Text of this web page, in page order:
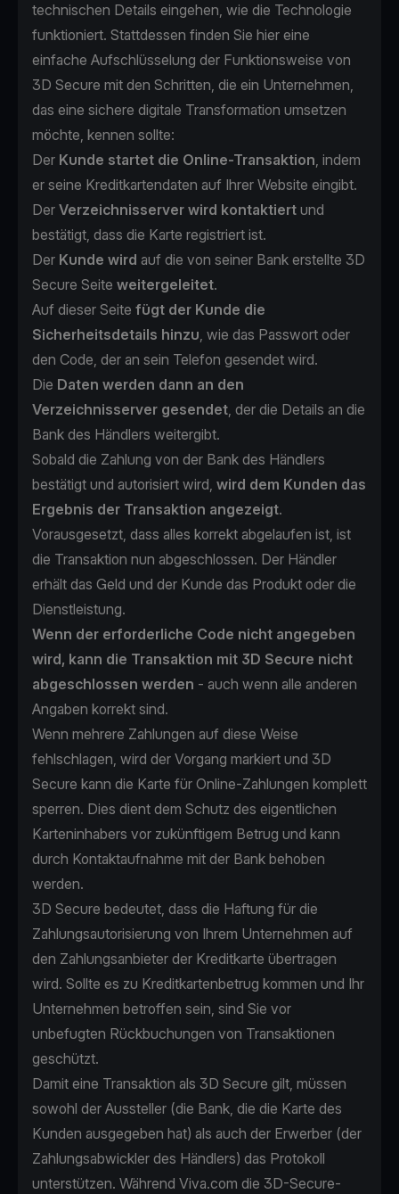
technischen Details eingehen, wie die Technologie
funktioniert. Stattdessen finden Sie hier eine
einfache Aufschlüsselung der Funktionsweise von
3D Secure mit den Schritten, die ein Unternehmen,
das eine sichere digitale Transformation umsetzen
möchte, kennen sollte:
Der Kunde startet die Online-Transaktion, indem
er seine Kreditkartendaten auf Ihrer Website eingibt.
Der Verzeichnisserver wird kontaktiert und
bestätigt, dass die Karte registriert ist.
Der Kunde wird auf die von seiner Bank erstellte 3D
Secure Seite weitergeleitet.
Auf dieser Seite fügt der Kunde die
Sicherheitsdetails hinzu, wie das Passwort oder
den Code, der an sein Telefon gesendet wird.
Die Daten werden dann an den
Verzeichnisserver gesendet, der die Details an die
Bank des Händlers weitergibt.
Sobald die Zahlung von der Bank des Händlers
bestätigt und autorisiert wird, wird dem Kunden das
Ergebnis der Transaktion angezeigt.
Vorausgesetzt, dass alles korrekt abgelaufen ist, ist
die Transaktion nun abgeschlossen. Der Händler
erhält das Geld und der Kunde das Produkt oder die
Dienstleistung.
Wenn der erforderliche Code nicht angegeben
wird, kann die Transaktion mit 3D Secure nicht
abgeschlossen werden - auch wenn alle anderen
Angaben korrekt sind.
Wenn mehrere Zahlungen auf diese Weise
fehlschlagen, wird der Vorgang markiert und 3D
Secure kann die Karte für Online-Zahlungen komplett
sperren. Dies dient dem Schutz des eigentlichen
Karteninhabers vor zukünftigem Betrug und kann
durch Kontaktaufnahme mit der Bank behoben
werden.
3D Secure bedeutet, dass die Haftung für die
Zahlungsautorisierung von Ihrem Unternehmen auf
den Zahlungsanbieter der Kreditkarte übertragen
wird. Sollte es zu Kreditkartenbetrug kommen und Ihr
Unternehmen betroffen sein, sind Sie vor
unbefugten Rückbuchungen von Transaktionen
geschützt.
Damit eine Transaktion als 3D Secure gilt, müssen
sowohl der Aussteller (die Bank, die die Karte des
Kunden ausgegeben hat) als auch der Erwerber (der
Zahlungsabwickler des Händlers) das Protokoll
unterstützen. Während Viva.com die 3D-Secure-